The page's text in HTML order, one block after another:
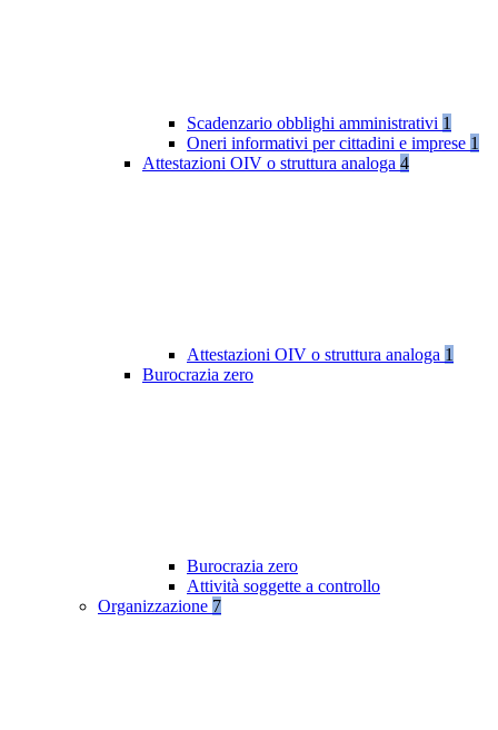
Scadenzario obblighi amministrativi 1
Oneri informativi per cittadini e imprese 1
Attestazioni OIV o struttura analoga 4
Attestazioni OIV o struttura analoga 1
Burocrazia zero
Burocrazia zero
Attività soggette a controllo
Organizzazione 7